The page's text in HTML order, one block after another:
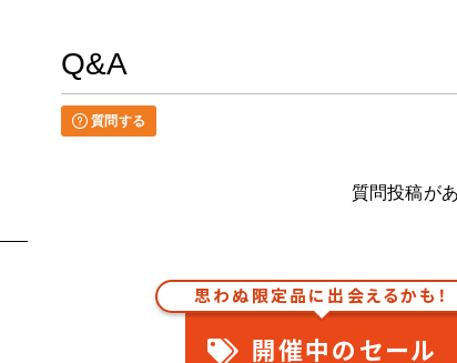
Q&A
質問する
質問投稿が
思わぬ限定品に出会えるかも！
開催中のセール